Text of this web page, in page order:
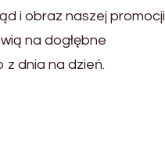
i obraz naszej promocji
na dogłębne
z dnia na dzień.